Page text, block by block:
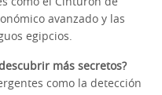
como el Cinturón de
avanzado y las
egipcios.
más secretos?
como la detección